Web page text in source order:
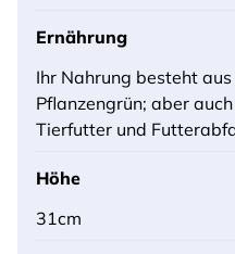
Ernährung
Ihr Nahrung besteht
Pflanzengrün; aber
Tierfutter und
Höhe
31cm